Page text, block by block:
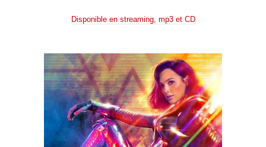
Disponible en streaming, mp3 et CD